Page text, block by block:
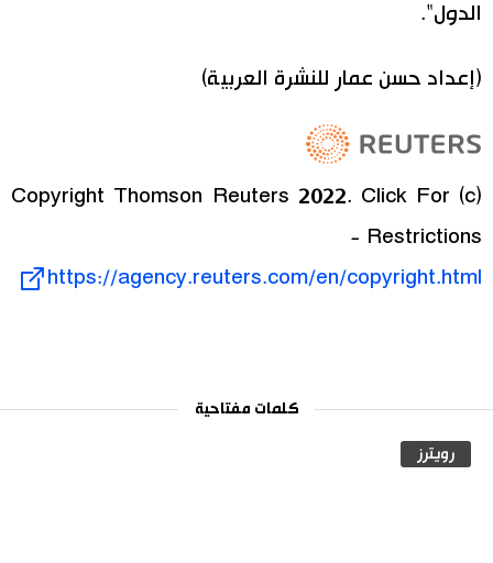
الدول".
(إعداد حسن عمار للنشرة العربية)
(c) Copyright Thomson Reuters 2022. Click For
Restrictions -
https://agency.reuters.com/en/copyright.html
كلمات مفتاحية
رويترز